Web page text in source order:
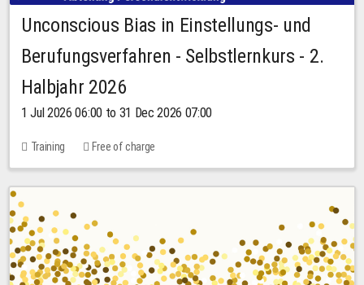
Unconscious Bias in Einstellungs- und
Berufungsverfahren - Selbstlernkurs - 2.
Halbjahr 2026
1 Jul 2026 06:00 to 31 Dec 2026 07:00
Training Free of charge